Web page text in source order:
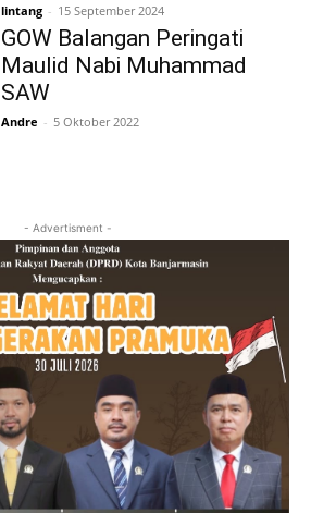
lintang - 15 September 2024
GOW Balangan Peringati
Maulid Nabi Muhammad
SAW
Andre - 5 Oktober 2022
- Advertisment -